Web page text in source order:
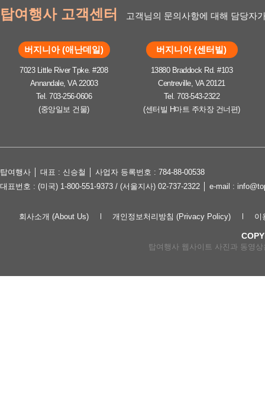
탑여행사 고객센터 고객님의 문의사항에 대해 담당자
버지니아 (애난데일)
7023 Little River Tpke. #208
Annandale, VA 22003
Tel. 703-256-0606
(중앙일보 건물)
버지니아 (센터빌)
13880 Braddock Rd. #103
Centreville, VA 20121
Tel. 703-543-2322
(센터빌 H마트 주차장 건너편)
탑여행사 │ 대표 : 신승철 │ 사업자 등록번호 : 784-88-00538
대표번호 : (미국) 1-800-551-9373 / (서울지사) 02-737-2322 │ e-mail :
회사소개 (About Us) 개인정보처리방침 (Privacy Policy) 이
탑여행사 웹사이트 사진과 동영